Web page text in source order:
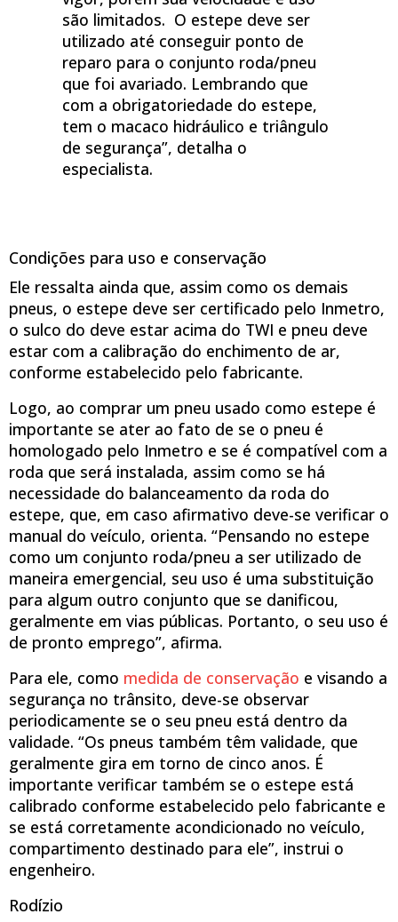
são limitados. O estepe deve ser
utilizado até conseguir ponto de
reparo para o conjunto roda/pneu
que foi avariado. Lembrando que
com a obrigatoriedade do estepe,
tem o macaco hidráulico e triângulo
de segurança”, detalha o
especialista.
Condições para uso e conservação
Ele ressalta ainda que, assim como os demais
pneus, o estepe deve ser certificado pelo Inmetro,
o sulco do deve estar acima do TWI e pneu deve
estar com a calibração do enchimento de ar,
conforme estabelecido pelo fabricante.
Logo, ao comprar um pneu usado como estepe é
importante se ater ao fato de se o pneu é
homologado pelo Inmetro e se é compatível com a
roda que será instalada, assim como se há
necessidade do balanceamento da roda do
estepe, que, em caso afirmativo deve-se verificar o
manual do veículo, orienta. “Pensando no estepe
como um conjunto roda/pneu a ser utilizado de
maneira emergencial, seu uso é uma substituição
para algum outro conjunto que se danificou,
geralmente em vias públicas. Portanto, o seu uso é
de pronto emprego”, afirma.
Para ele, como medida de conservação e visando a
segurança no trânsito, deve-se observar
periodicamente se o seu pneu está dentro da
validade. “Os pneus também têm validade, que
geralmente gira em torno de cinco anos. É
importante verificar também se o estepe está
calibrado conforme estabelecido pelo fabricante e
se está corretamente acondicionado no veículo,
compartimento destinado para ele”, instrui o
engenheiro.
Rodízio